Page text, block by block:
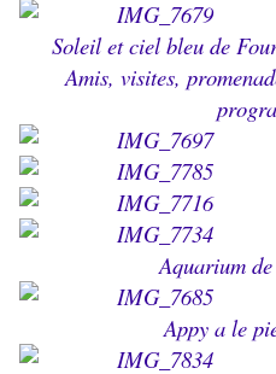
Soleil et ciel bleu de
Amis, visites,
Aquarium
Appy a le